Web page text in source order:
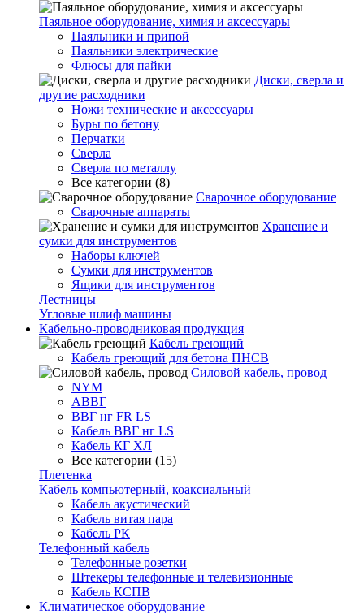
Паяльное оборудование, химия и аксессуары
Паяльники и припой
Паяльники электрические
Флюсы для пайки
Диски, сверла и
другие расходники
Ножи технические и аксессуары
Буры по бетону
Перчатки
Сверла
Сверла по металлу
Все категории (8)
Сварочное оборудование
Сварочные аппараты
Хранение и
сумки для инструментов
Наборы ключей
Сумки для инструментов
Ящики для инструментов
Лестницы
Угловые шлиф машины
Кабельно-проводниковая продукция
Кабель греющий
Кабель греющий для бетона ПНСВ
Силовой кабель, провод
NYM
АВВГ
ВВГ нг FR LS
Кабель ВВГ нг LS
Кабель КГ ХЛ
Все категории (15)
Плетенка
Кабель компьютерный, коаксиальный
Кабель акустический
Кабель витая пара
Кабель РК
Телефонный кабель
Телефонные розетки
Штекеры телефонные и телевизионные
Кабель КСПВ
Климатическое оборудование